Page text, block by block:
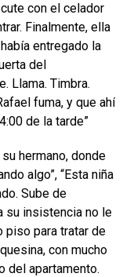
con el celador
Finalmente, ella
entregado la
del
Llama. Timbra.
fuma, y que ahí
de la tarde”
hermano, donde
algo”, “Esta niña
Sube de
su insistencia no le
piso para tratar de
con mucho
del apartamento.